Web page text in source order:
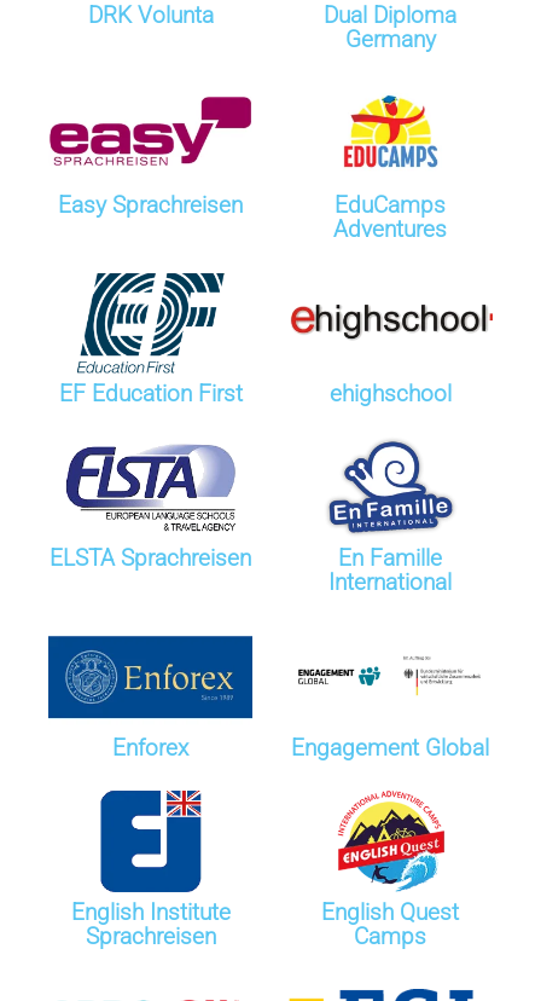
DRK Volunta
Dual Diploma
Germany
Easy Sprachreisen
EduCamps
Adventures
EF Education First ehighschool
ELSTA Sprachreisen
En Famille
International
Enforex Engagement Global
English Institute
Sprachreisen
English Quest
Camps